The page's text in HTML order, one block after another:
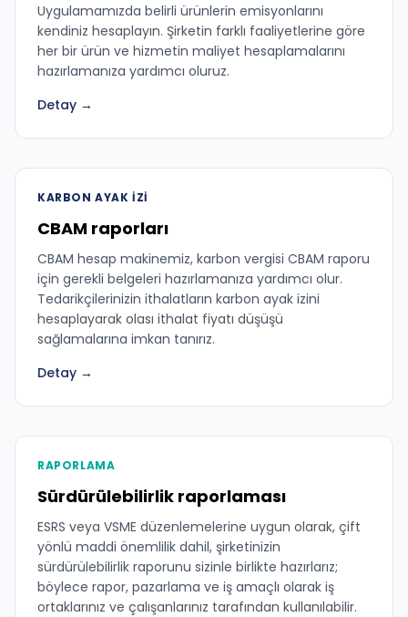
Uygulamamızda belirli ürünlerin emisyonlarını
kendiniz hesaplayın. Şirketin farklı faaliyetlerine göre
her bir ürün ve hizmetin maliyet hesaplamalarını
hazırlamanıza yardımcı oluruz.
Detay →
KARBON AYAK IZI
CBAM raporları
CBAM hesap makinemiz, karbon vergisi CBAM raporu
için gerekli belgeleri hazırlamanıza yardımcı olur.
Tedarikçilerinizin ithalatların karbon ayak izini
hesaplayarak olası ithalat fiyatı düşüşü
sağlamalarına imkan tanırız.
Detay →
RAPORLAMA
Sürdürülebilirlik raporlaması
ESRS veya VSME düzenlemelerine uygun olarak, çift
yönlü maddi önemlilik dahil, şirketinizin
sürdürülebilirlik raporunu sizinle birlikte hazırlarız;
böylece rapor, pazarlama ve iş amaçlı olarak iş
ortaklarınız ve çalışanlarınız tarafından kullanılabilir.